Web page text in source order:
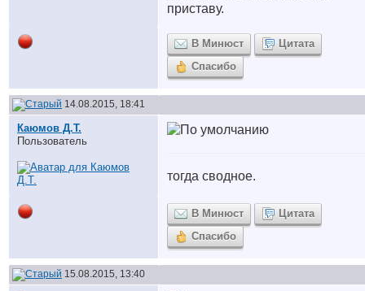
приставу.
В Минюст
Цитата
Спасибо
14.08.2015, 18:41
Каюмов Д.Т.
Пользователь
тогда сводное.
В Минюст
Цитата
Спасибо
15.08.2015, 13:40